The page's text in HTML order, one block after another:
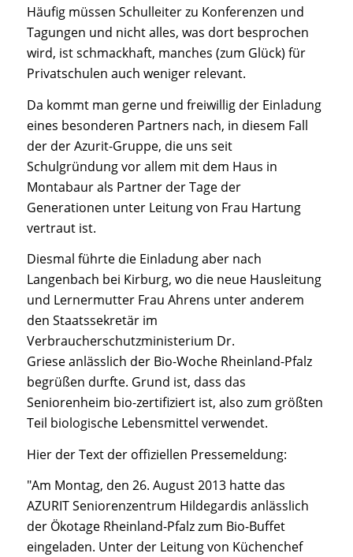
Häufig müssen Schulleiter zu Konferenzen und
Tagungen und nicht alles, was dort besprochen
wird, ist schmackhaft, manches (zum Glück) für
Privatschulen auch weniger relevant.
Da kommt man gerne und freiwillig der Einladung
eines besonderen Partners nach, in diesem Fall
der der Azurit-Gruppe, die uns seit
Schulgründung vor allem mit dem Haus in
Montabaur als Partner der Tage der
Generationen unter Leitung von Frau Hartung
vertraut ist.
Diesmal führte die Einladung aber nach
Langenbach bei Kirburg, wo die neue Hausleitung
und Lernermutter Frau Ahrens unter anderem
den Staatssekretär im
Verbraucherschutzministerium Dr.
Griese anlässlich der Bio-Woche Rheinland-Pfalz
begrüßen durfte. Grund ist, dass das
Seniorenheim bio-zertifiziert ist, also zum größten
Teil biologische Lebensmittel verwendet.
Hier der Text der offiziellen Pressemeldung:
"Am Montag, den 26. August 2013 hatte das
AZURIT Seniorenzentrum Hildegardis anlässlich
der Ökotage Rheinland-Pfalz zum Bio-Buffet
eingeladen. Unter der Leitung von Küchenchef